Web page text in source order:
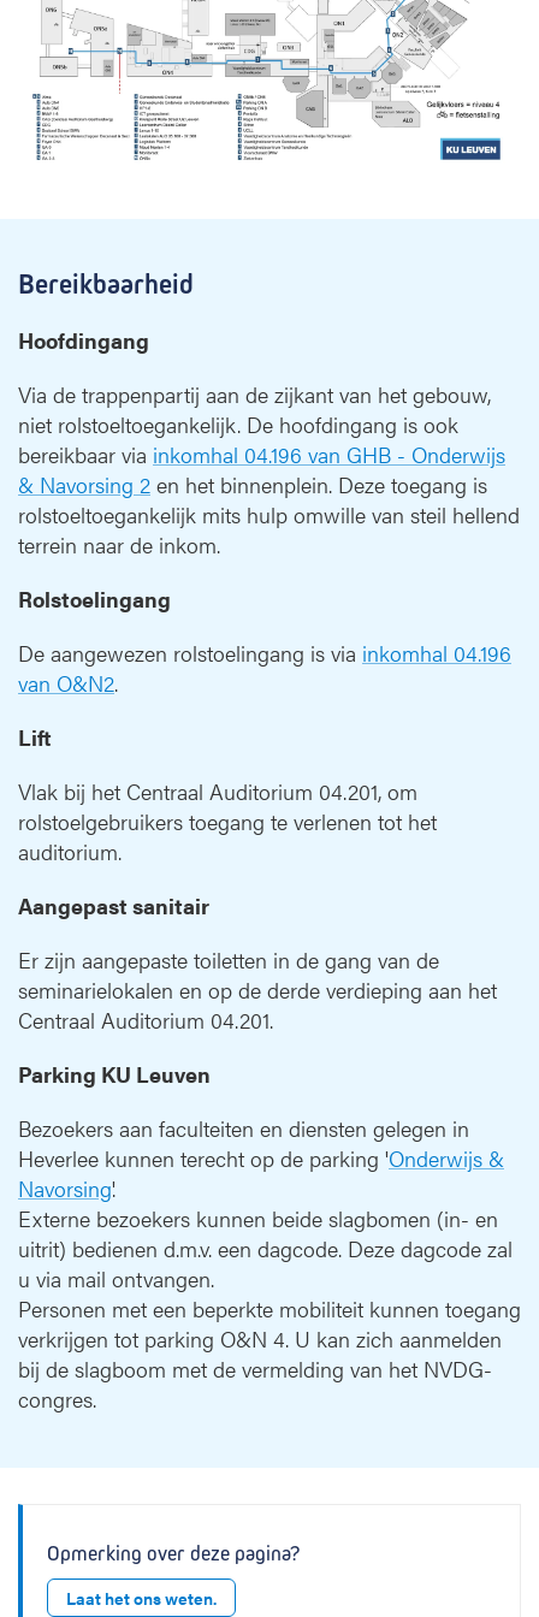
Bereikbaarheid
Hoofdingang
Via de trappenpartij aan de zijkant van het gebouw,
niet rolstoeltoegankelijk. De hoofdingang is ook
bereikbaar via inkomhal 04.196 van GHB - Onderwijs
& Navorsing 2 en het binnenplein. Deze toegang is
rolstoeltoegankelijk mits hulp omwille van steil hellend
terrein naar de inkom.
Rolstoelingang
De aangewezen rolstoelingang is via inkomhal 04.196
van O&N2.
Lift
Vlak bij het Centraal Auditorium 04.201, om
rolstoelgebruikers toegang te verlenen tot het
auditorium.
Aangepast sanitair
Er zijn aangepaste toiletten in de gang van de
seminarielokalen en op de derde verdieping aan het
Centraal Auditorium 04.201.
Parking KU Leuven
Bezoekers aan faculteiten en diensten gelegen in
Heverlee kunnen terecht op de parking 'Onderwijs &
Navorsing'.
Externe bezoekers kunnen beide slagbomen (in- en
uitrit) bedienen d.m.v. een dagcode. Deze dagcode zal
u via mail ontvangen.
Personen met een beperkte mobiliteit kunnen toegang
verkrijgen tot parking O&N 4. U kan zich aanmelden
bij de slagboom met de vermelding van het NVDG-
congres.
Opmerking over deze pagina?
Laat het ons weten.